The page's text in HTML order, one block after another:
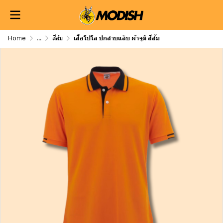
Home ... สีส้ม เสื้อโปโล ปกสาบแล็บ ผ้าจูติ สีส้ม